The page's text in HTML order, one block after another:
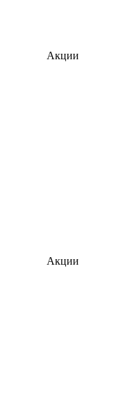
Акции
Акции